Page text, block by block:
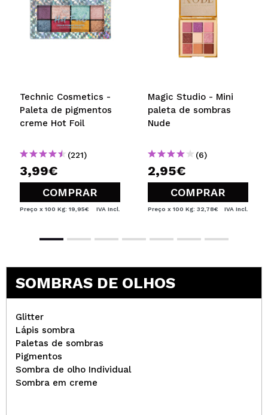
Technic Cosmetics -
Paleta de pigmentos
creme Hot Foil
(221)
3,99€
COMPRAR
Preço x 100 Kg: 19,95€ IVA Incl.
Magic Studio - Mini
paleta de sombras
Nude
(6)
2,95€
COMPRAR
Preço x 100 Kg: 32,78€ IVA Incl.
SOMBRAS DE OLHOS
Glitter
Lápis sombra
Paletas de sombras
Pigmentos
Sombra de olho Individual
Sombra em creme